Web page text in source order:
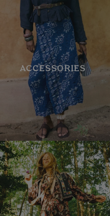
ACCESSORIES